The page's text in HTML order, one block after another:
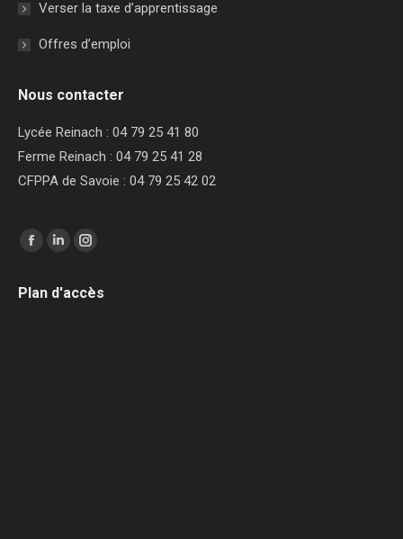
Verser la taxe d’apprentissage
Offres d’emploi
Nous contacter
Lycée Reinach : 04 79 25 41 80
Ferme Reinach : 04 79 25 41 28
CFPPA de Savoie : 04 79 25 42 02
Trouvez nous sur :
Facebook
opens
LinkedIn
opens
Instagram
opens
Plan d'accès